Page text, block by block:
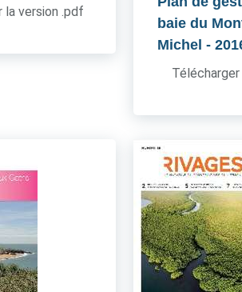
la version .pdf
baie du
Michel -